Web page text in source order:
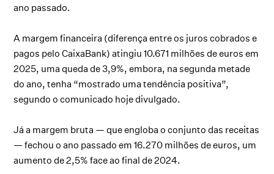
ano passado.
A margem financeira (diferença entre os juros cobrados e
pagos pelo CaixaBank) atingiu 10.671 milhões de euros em
2025, uma queda de 3,9%, embora, na segunda metade
do ano, tenha “mostrado uma tendência positiva”,
segundo o comunicado hoje divulgado.
Já a margem bruta — que engloba o conjunto das receitas
— fechou o ano passado em 16.270 milhões de euros, um
aumento de 2,5% face ao final de 2024.